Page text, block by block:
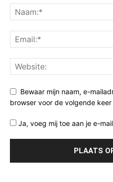
Bewaar mijn naam, e-
browser voor de volgende
Ja, voeg mij toe aan je e-